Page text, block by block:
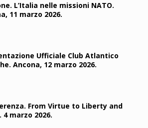
L’Italia nelle missioni NATO.
11 marzo 2026.
Ufficiale Club Atlantico
Ancona, 12 marzo 2026.
From Virtue to Liberty and
4 marzo 2026.